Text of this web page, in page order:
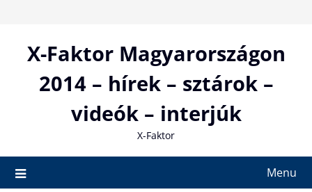
contentX-Faktor Magyarországon
2014 – hírek – sztárok –
videók – interjúk
X-Faktor
Menu